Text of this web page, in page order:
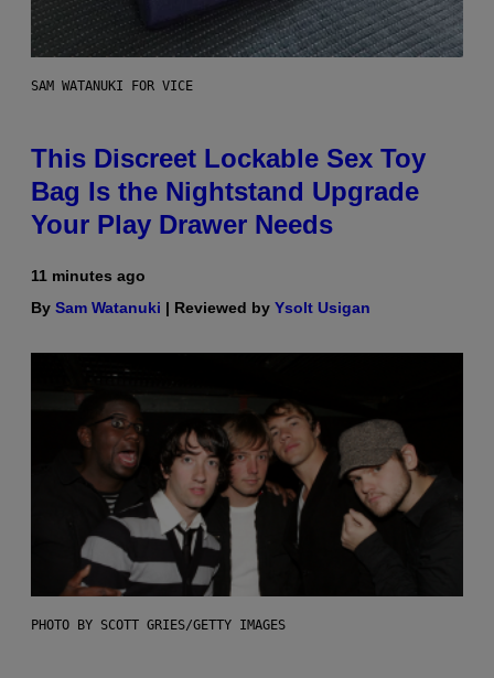
SAM WATANUKI FOR VICE
This Discreet Lockable Sex Toy
Bag Is the Nightstand Upgrade
Your Play Drawer Needs
11 minutes ago
By Sam Watanuki | Reviewed by Ysolt Usigan
PHOTO BY SCOTT GRIES/GETTY IMAGES